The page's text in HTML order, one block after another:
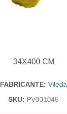
34X400 CM
FABRICANTE: Vileda
SKU: PV001045